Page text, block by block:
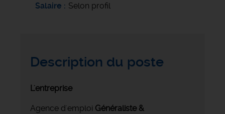
Salaire
Selon profil
Description du poste
L'entreprise
Agence d'emploi Généraliste &